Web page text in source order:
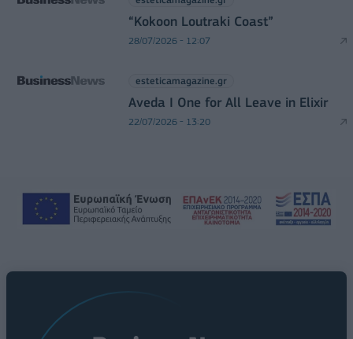
“Kokoon Loutraki Coast”
28/07/2026 - 12:07
esteticamagazine.gr
Aveda I One for All Leave in Elixir
22/07/2026 - 13:20